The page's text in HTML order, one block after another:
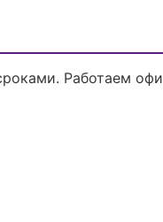
Работаем